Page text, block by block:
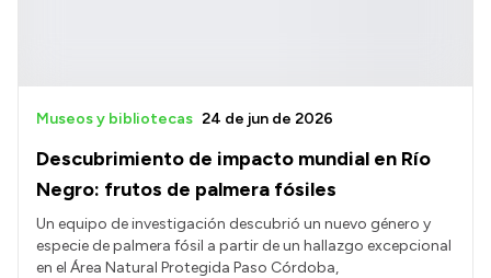
Descubrimiento de impacto mundial en Río
Negro: frutos de palmera fósiles
Museos y bibliotecas 24 de jun de 2026
Un equipo de investigación descubrió un nuevo género y
especie de palmera fósil a partir de un hallazgo excepcional
en el Área Natural Protegida Paso Córdoba,